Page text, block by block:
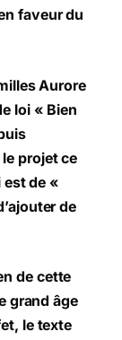
faveur du
Aurore
loi « Bien
projet ce
est de «
de
de cette
grand âge
le texte